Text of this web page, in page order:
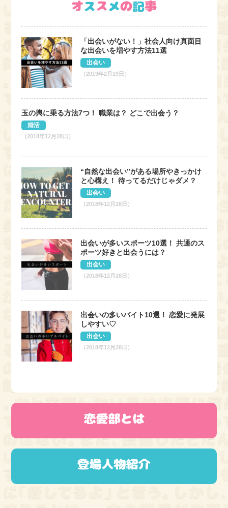
「出会いがない！」社会人向け真面目
な出会いを増やす方法11選
出会い
（2019年2月19日）
玉の輿に乗る方法7つ！ 職業は？ どこで出会う？
婚活
（2018年12月28日）
“自然な出会い”がある場所やきっかけ
と心構え！ 待ってるだけじゃダメ？
出会い
（2018年12月28日）
出会いが多いスポーツ10選！ 共通のス
ポーツ好きと出会うには？
出会い
（2018年12月28日）
出会いの多いバイト10選！ 恋愛に発展
しやすい♡
出会い
（2018年12月28日）